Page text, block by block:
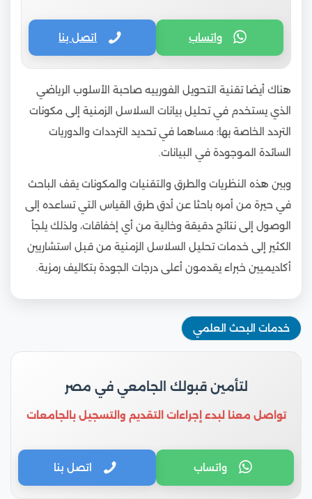
واتساب اتصل بنا
هناك أيضا تقنية التحويل الفورييه صاحبة الأسلوب الرياضي
الذي يستخدم في تحليل بيانات السلاسل الزمنية إلى مكونات
التردد الخاصة بها؛ مساهما في تحديد الترددات والدوريات
السائدة الموجودة في البيانات.
وبين هذه النظريات والطرق والتقنيات والمكونات يقف الباحث
في حيرة من أمره باحثا عن أدق طرق القياس التي تساعده إلى
الوصول إلى نتائج دقيقة وخالية من أي إخفاقات، ولذلك يلجأ
الكثير إلى خدمات تحليل السلاسل الزمنية من قبل استشاريين
أكاديميين خبراء يقدمون أعلى درجات الجودة بتكاليف رمزية.
خدمات البحث العلمي
لتأمين قبولك الجامعي في مصر
تواصل معنا لبدء إجراءات التقديم والتسجيل بالجامعات
واتساب اتصل بنا